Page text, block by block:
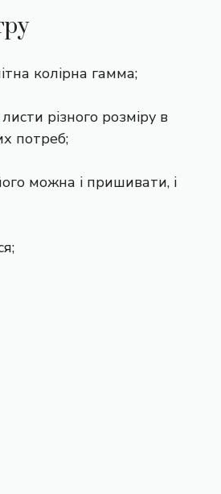
колірна гамма;
різного розміру в
потреб;
можна і пришивати, і